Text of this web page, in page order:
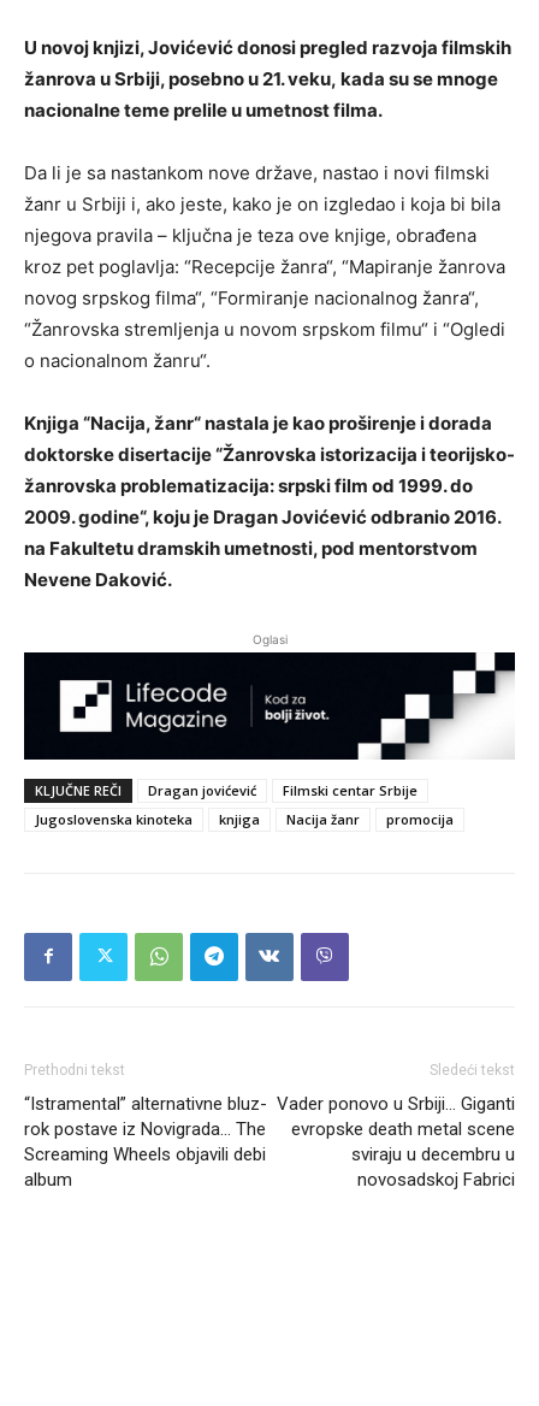
U novoj knjizi, Jovićević donosi pregled razvoja filmskih
žanrova u Srbiji, posebno u 21. veku, kada su se mnoge
nacionalne teme prelile u umetnost filma.
Da li je sa nastankom nove države, nastao i novi filmski
žanr u Srbiji i, ako jeste, kako je on izgledao i koja bi bila
njegova pravila – ključna je teza ove knjige, obrađena
kroz pet poglavlja: “Recepcije žanra“, “Mapiranje žanrova
novog srpskog filma“, “Formiranje nacionalnog žanra“,
“Žanrovska stremljenja u novom srpskom filmu“ i “Ogledi
o nacionalnom žanru“.
Knjiga “Nacija, žanr“ nastala je kao proširenje i dorada
doktorske disertacije “Žanrovska istorizacija i teorijsko-
žanrovska problematizacija: srpski film od 1999. do
2009. godine“, koju je Dragan Jovićević odbranio 2016.
na Fakultetu dramskih umetnosti, pod mentorstvom
Nevene Daković.
Oglasi
KLJUČNE REČI Dragan jovićević
Filmski centar Srbije
Jugoslovenska kinoteka
knjiga Nacija žanr promocija
Prethodni tekst
“Istramental” alternativne bluz-
rok postave iz Novigrada… The
Screaming Wheels objavili debi
album
Sledeći tekst
Vader ponovo u Srbiji… Giganti
evropske death metal scene
sviraju u decembru u
novosadskoj Fabrici